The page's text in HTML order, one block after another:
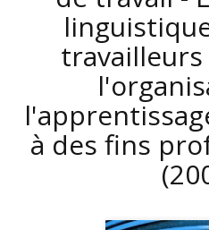
à des fins